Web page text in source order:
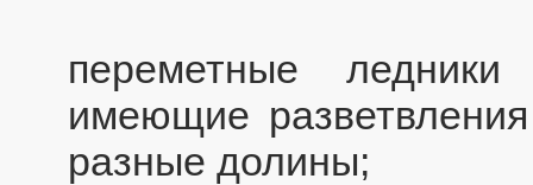
переметные
имеющие
разные долины;